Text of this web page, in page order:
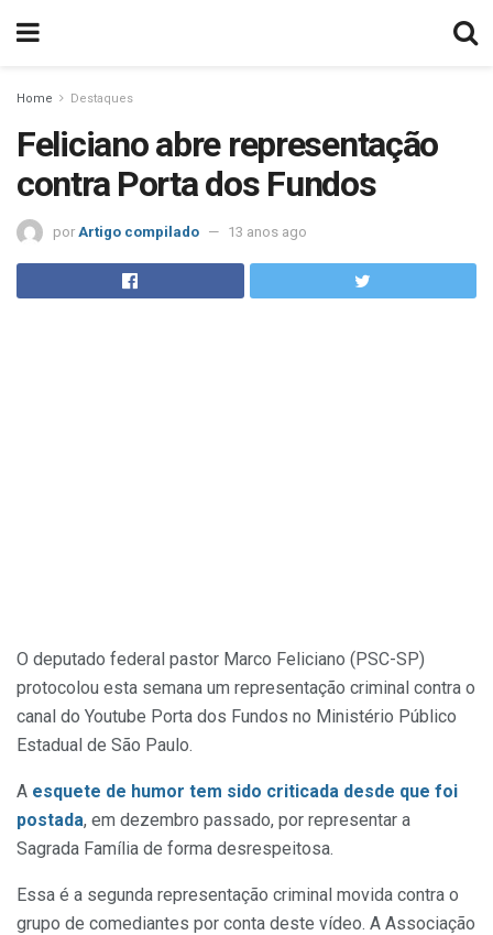
Home Destaques
Feliciano abre representação
contra Porta dos Fundos
por Artigo compilado 13 anos ago
O deputado federal pastor Marco Feliciano (PSC-SP)
protocolou esta semana um representação criminal contra o
canal do Youtube Porta dos Fundos no Ministério Público
Estadual de São Paulo.
A esquete de humor tem sido criticada desde que foi
postada, em dezembro passado, por representar a
Sagrada Família de forma desrespeitosa.
Essa é a segunda representação criminal movida contra o
grupo de comediantes por conta deste vídeo. A Associação